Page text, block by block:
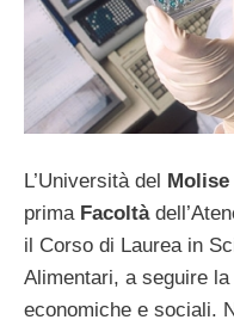
L’Università del Molise
prima Facoltà
il Corso di Laurea in
Alimentari, a seguire
economiche e sociali.